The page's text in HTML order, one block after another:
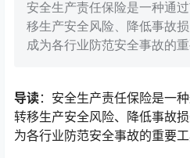
安全生产责任保险是一种通
移生产安全风险、降低事故
成为各行业防范安全事故的重
导读：安全生产责任保险是一
转移生产安全风险、降低事故
为各行业防范安全事故的重要工